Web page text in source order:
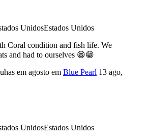
Estados Unidos
Coral condition and fish life. We
and had to ourselves 😁😁
em agosto em Blue Pearl 13 ago,
Estados Unidos